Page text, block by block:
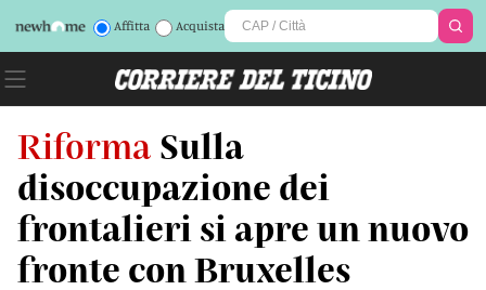
Affitta Acquista
Riforma Sulla
disoccupazione dei
frontalieri si apre un nuovo
fronte con Bruxelles